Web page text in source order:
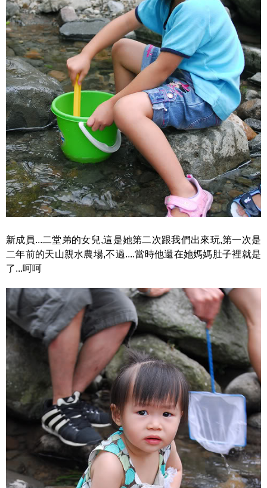
新成員...二堂弟的女兒,這是她第二次跟我們出來玩,第一次是
二年前的天山親水農場,不過....當時他還在她媽媽肚子裡就是
了...呵呵